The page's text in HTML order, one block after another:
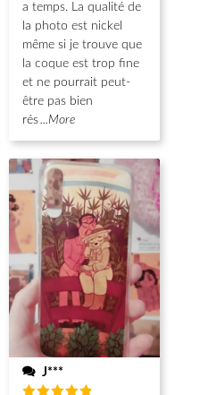
a temps. La qualité de
la photo est nickel
même si je trouve que
la coque est trop fine
et ne pourrait peut-
être pas bien
rés...More
J***